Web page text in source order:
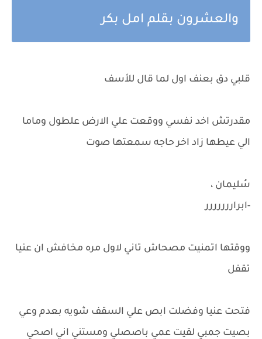
والعشرون بقلم امل بكر
قلبي دق بعنف اول لما قال للأسف
مقدرتش اخد نفسي ووقعت علي الارض علطول وماما
الي عيطها زاد اخر حاجه سمعتها صوت
سُليمان ،
-ابراررررررر
ووقتها اتمنيت مصحاش تاني لاول مره مخافش ان عنيا
تقفل
فتحت عنيا وفضلت ابص علي السقف شويه بعدم وعي
بصيت جمبي لقيت عمي باصصلي ومستني اني اصحي